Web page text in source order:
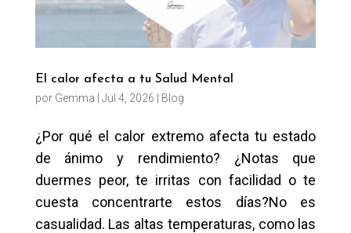
El calor afecta a tu Salud Mental
por Gemma Jul 4, 2026 Blog
¿Por qué el calor extremo afecta tu estado
de ánimo y rendimiento? ¿Notas que
duermes peor, te irritas con facilidad o te
cuesta concentrarte estos días?No es
casualidad. Las altas temperaturas, como las